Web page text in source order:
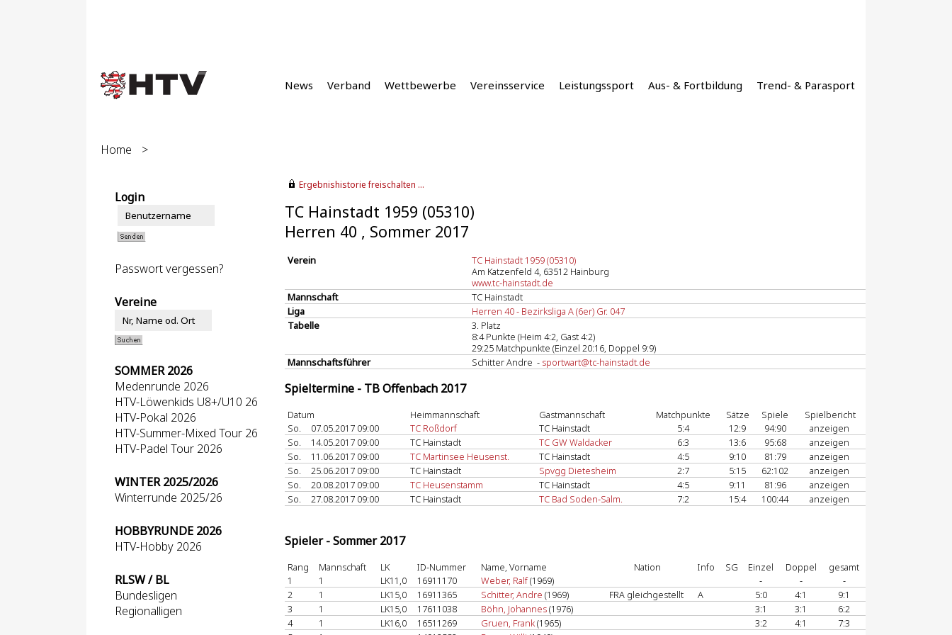
News Verband Wettbewerbe Vereinsservice Leistungssport Aus- & Fortbildung Trend- & Parasport
Home >
Login
Passwort vergessen?
Vereine
SOMMER 2026
Medenrunde 2026
HTV-Löwenkids U8+/U10 26
HTV-Pokal 2026
HTV-Summer-Mixed Tour 26
HTV-Padel Tour 2026
WINTER 2025/2026
Winterrunde 2025/26
HOBBYRUNDE 2026
HTV-Hobby 2026
RLSW / BL
Bundesligen
Regionalligen
Ergebnishistorie freischalten ...
TC Hainstadt 1959 (05310)
Herren 40 , Sommer 2017
Verein
TC Hainstadt 1959 (05310)
Am Katzenfeld 4, 63512 Hainburg
www.tc-hainstadt.de
Mannschaft
TC Hainstadt
Liga
Herren 40 - Bezirksliga A (6er) Gr. 047
Tabelle
3. Platz
8:4 Punkte (Heim 4:2, Gast 4:2)
29:25 Matchpunkte (Einzel 20:16, Doppel 9:9)
Mannschaftsführer
Schitter Andre - sportwart@tc-hainstadt.de
Spieltermine - TB Offenbach 2017
Datum Heimmannschaft Gastmannschaft Matchpunkte Sätze Spiele
Spielbericht
So.
07.05.2017 09:00 TC Roßdorf TC Hainstadt 5:4 12:9 94:90
anzeigen
So.
14.05.2017 09:00 TC Hainstadt TC GW Waldacker 6:3 13:6 95:68
anzeigen
So.
11.06.2017 09:00 TC Martinsee Heusenst. TC Hainstadt 4:5 9:10 81:79
anzeigen
So.
25.06.2017 09:00 TC Hainstadt Spvgg Dietesheim 2:7 5:15 62:102
anzeigen
So.
20.08.2017 09:00 TC Heusenstamm TC Hainstadt 4:5 9:11 81:96
anzeigen
So.
27.08.2017 09:00 TC Hainstadt TC Bad Soden-Salm. 7:2 15:4 100:44 anzeigen
Spieler - Sommer 2017
Rang Mannschaft LK ID-Nummer Name, Vorname Nation Info SG Einzel Doppel
gesamt
1
1 LK11,0 16911170 Weber, Ralf(1969) - -
-
2
1 LK15,0 16911365 Schitter, Andre (1969) FRA gleichgestellt A 5:0 4:1
9:1
3
1 LK15,0 17611038 Böhn, Johannes(1976) 3:1 3:1
6:2
4
1 LK16,0 16511269 Gruen, Frank(1965) 3:2 4:1
7:3